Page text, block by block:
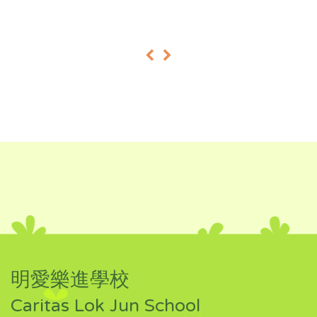
« »
明愛樂進學校
Caritas Lok Jun School